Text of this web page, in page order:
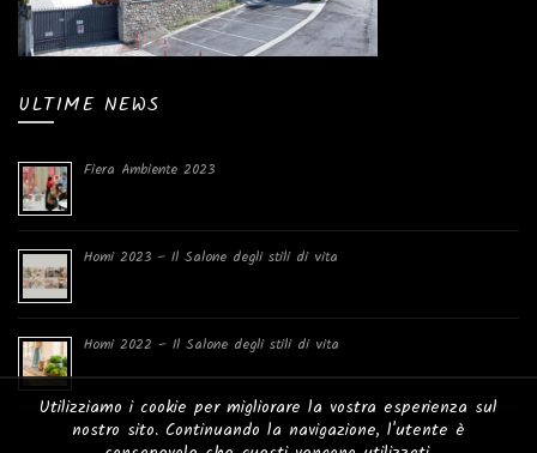
ULTIME NEWS
Fiera Ambiente 2023
Homi 2023 – Il Salone degli stili di vita
Homi 2022 – Il Salone degli stili di vita
Utilizziamo i cookie per migliorare la vostra esperienza sul
nostro sito. Continuando la navigazione, l'utente è